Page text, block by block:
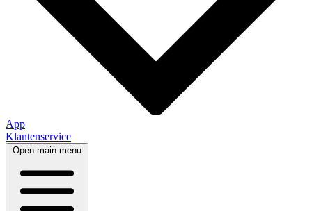
App
Klantenservice
Open main menu